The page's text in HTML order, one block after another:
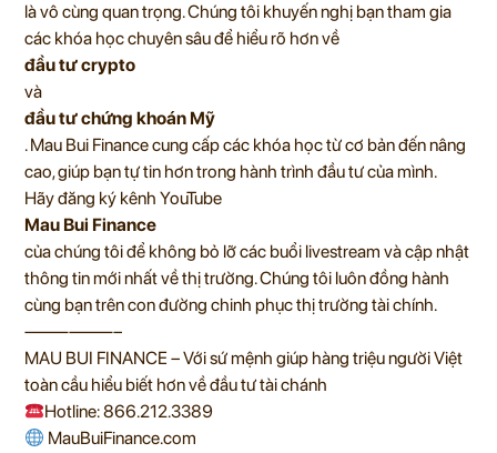
là vô cùng quan trọng. Chúng tôi khuyến nghị bạn tham gia
các khóa học chuyên sâu để hiểu rõ hơn về
đầu tư crypto
và
đầu tư chứng khoán Mỹ
.Mau Bui Financecung cấp các khóa học từ cơ bản đến nâng
cao, giúp bạn tự tin hơn trong hành trình đầu tư của mình.
Hãy đăng ký kênh YouTube
Mau Bui Finance
của chúng tôi để không bỏ lỡ các buổi livestream và cập nhật
thông tin mới nhất về thị trường. Chúng tôi luôn đồng hành
cùng bạn trên con đường chinh phục thị trường tài chính.
——————–
MAU BUI FINANCE – Với sứ mệnh giúp hàng triệu người Việt
toàn cầu hiểu biết hơn về đầu tư tài chánh
Hotline: 866.212.3389
MauBuiFinance.com